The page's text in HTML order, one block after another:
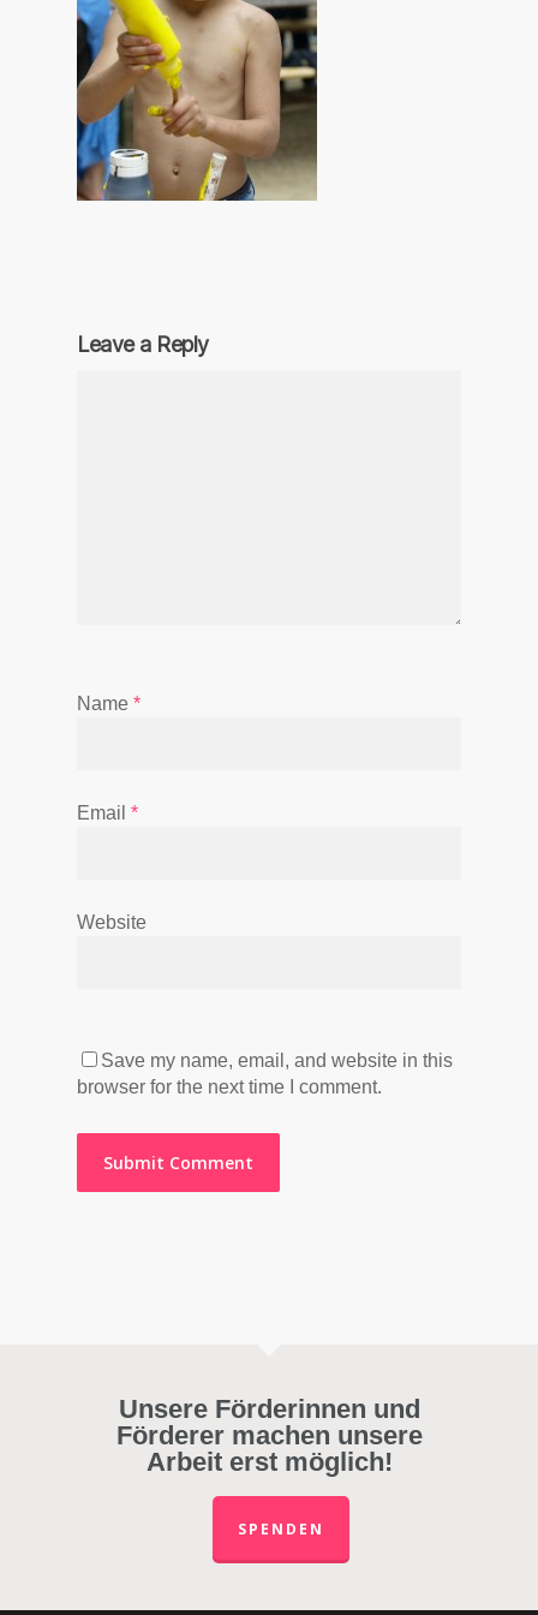
Leave a Reply
Name *
Email *
Website
Save my name, email, and website in this
browser for the next time I comment.
Unsere Förderinnen und
Förderer machen unsere
Arbeit erst möglich!
SPENDEN